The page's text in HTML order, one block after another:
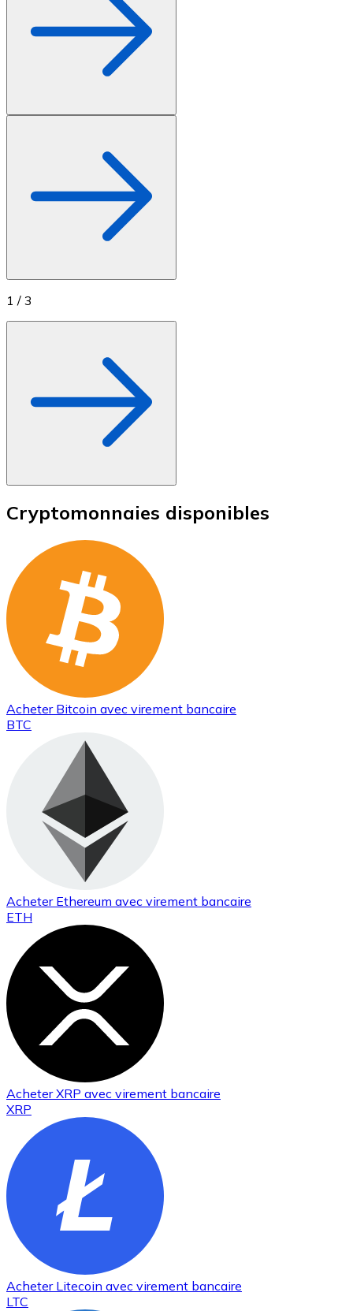
1 / 3
Cryptomonnaies disponibles
Acheter Bitcoin avec virement bancaire
BTC
Acheter Ethereum avec virement bancaire
ETH
AcheterXRP avec virement bancaire
XRP
Acheter Litecoin avec virement bancaire
LTC